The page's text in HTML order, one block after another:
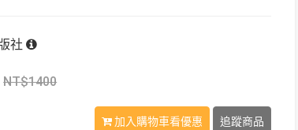
社
NT$1400
加入購物車看優惠 追蹤商品